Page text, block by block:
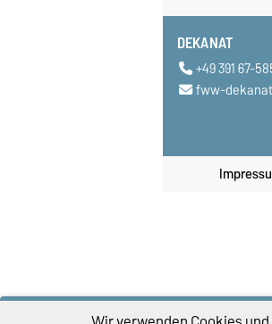
DEKANAT
+49 391 67-
fww-